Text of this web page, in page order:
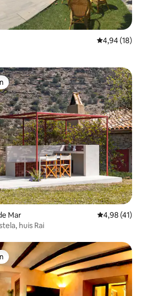
Gemiddelde
4,94 (18)
Mar Gemiddelde
4,98 (41)
huis Rai